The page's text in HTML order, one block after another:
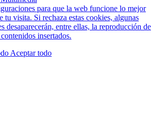
para que la web funcione lo mejor
tu visita. Si rechaza estas cookies, algunas
desaparecerán, entre ellas, la reproducción de
insertados.
Aceptar todo